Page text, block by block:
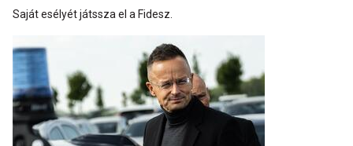
Saját esélyét játssza el a Fidesz.